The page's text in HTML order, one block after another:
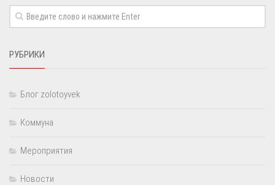
РУБРИКИ
Блог zolotoyvek
Коммуна
Мероприятия
Новости